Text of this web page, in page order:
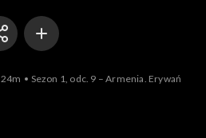
24m Sezon 1, odc. 9 – Armenia. Erywań